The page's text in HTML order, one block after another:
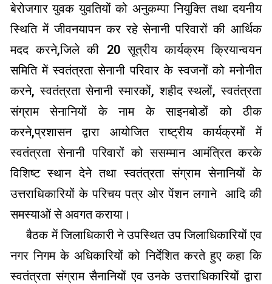
बेरोजगार युवक युवतियों को अनुकम्पा नियुक्ति तथा दयनीय
स्थिति में जीवनयापन कर रहे सेनानी परिवारों की आर्थिक
मदद करने,जिले की 20 सूत्रीय कार्यक्रम क्रियान्वयन
समिति में स्वतंत्रता सेनानी परिवार के स्वजनों को मनोनीत
करने, स्वतंत्रता सेनानी स्मारकों, शहीद स्थलों, स्वतंत्रता
संग्राम सेनानियों के नाम के साइनबोडों को ठीक
करने,प्रशासन द्वारा आयोजित राष्ट्रीय कार्यक्रमों में
स्वतंत्रता सेनानी परिवारों को ससम्मान आमंत्रित करके
विशिष्ट स्थान देने तथा स्वतंत्रता संग्राम सेनानियों के
उत्तराधिकारियों के परिचय पत्र ओर पेंशन लगाने आदि की
समस्याओं से अवगत कराया।
बैठक में जिलाधिकारी ने उपस्थित उप जिलाधिकारियों एव
नगर निगम के अधिकारियों को निर्देशित करते हुए कहा कि
स्वतंत्रता संग्राम सैनानियों एव उनके उत्तराधिकारियों द्वारा